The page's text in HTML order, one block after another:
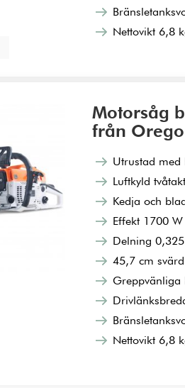
Nettovikt 6,8
Motorsåg
från
Utrustad med
Luftkyld
Kedja och
Effekt 1700 W
Delning
45,7 cm
Greppvänliga
Nettovikt 6,8